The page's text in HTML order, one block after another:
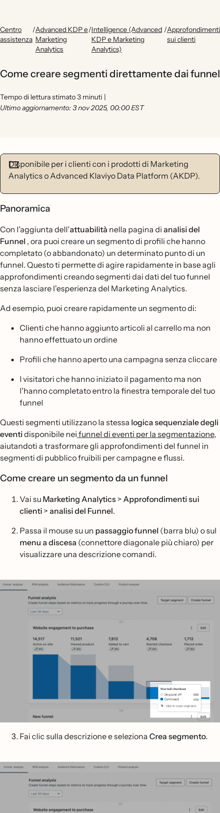
Centro
assistenza
/Advanced KDP e
Marketing
Analytics
/Intelligence (Advanced
KDP e Marketing
Analytics)
/Approfondimenti
sui clienti
Come creare segmenti direttamente dai funnel
Tempo di lettura stimato 3 minuti |
Ultimo aggiornamento: 3 nov 2025, 00:00 EST
Disponibile per i clienti con i prodotti di Marketing
Analytics o Advanced Klaviyo Data Platform (AKDP).
Panoramica
Con l'aggiunta dell'attuabilità nella pagina di analisi del
Funnel , ora puoi creare un segmento di profili che hanno
completato (o abbandonato) un determinato punto di un
funnel. Questo ti permette di agire rapidamente in base agli
approfondimenti creando segmenti dai dati del tuo funnel
senza lasciare l'esperienza del Marketing Analytics.
Ad esempio, puoi creare rapidamente un segmento di:
Clienti che hanno aggiunto articoli al carrello ma non
hanno effettuato un ordine
Profili che hanno aperto una campagna senza cliccare
I visitatori che hanno iniziato il pagamento ma non
l'hanno completato entro la finestra temporale del tuo
funnel
Questi segmenti utilizzano la stessa logica sequenziale degli
eventi disponibile nei funnel di eventi per la segmentazione,
aiutandoti a trasformare gli approfondimenti del funnel in
segmenti di pubblico fruibili per campagne e flussi.
Come creare un segmento da un funnel
Vai su Marketing Analytics > Approfondimenti sui
clienti > analisi del Funnel.
Passa il mouse su un passaggio funnel (barra blu) o sul
menu a discesa (connettore diagonale più chiaro) per
visualizzare una descrizione comandi.
Fai clic sulla descrizione e seleziona Crea segmento.